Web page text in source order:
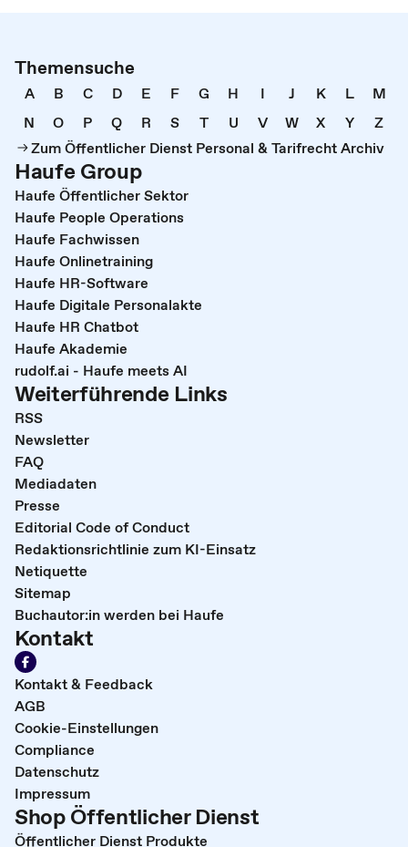
Themensuche
A B C D E F G H I J K L
M
N
O P Q R S T U V W X Y
Z
Zum Öffentlicher Dienst Personal & Tarifrecht Archiv
Haufe Group
Haufe Öffentlicher Sektor
Haufe People Operations
Haufe Fachwissen
Haufe Onlinetraining
Haufe HR-Software
Haufe Digitale Personalakte
Haufe HR Chatbot
Haufe Akademie
rudolf.ai - Haufe meets AI
Weiterführende Links
RSS
Newsletter
FAQ
Mediadaten
Presse
Editorial Code of Conduct
Redaktionsrichtlinie zum KI-Einsatz
Netiquette
Sitemap
Buchautor:in werden bei Haufe
Kontakt
Kontakt & Feedback
AGB
Cookie-Einstellungen
Compliance
Datenschutz
Impressum
Shop Öffentlicher Dienst
Öffentlicher Dienst Produkte